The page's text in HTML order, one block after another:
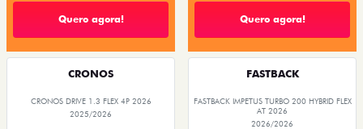
Quero agora! Quero agora!
CRONOS
CRONOS DRIVE 1.3 FLEX 4P 2026
2025/2026
FASTBACK
FASTBACK IMPETUS TURBO 200 HYBRID FLEX
AT 2026
2026/2026